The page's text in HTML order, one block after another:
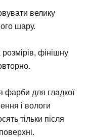
велику
шару.
фінішну
фарби для гладкої
і вологи
тільки після